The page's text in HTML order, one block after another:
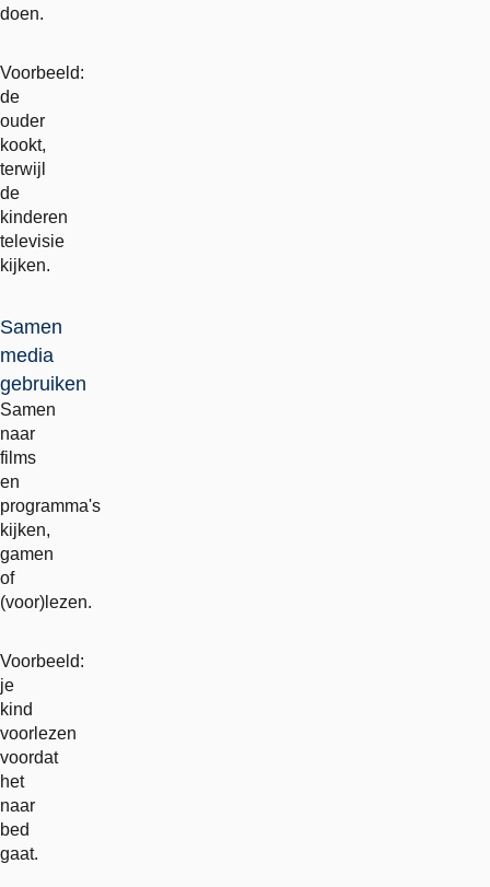
doen.
Voorbeeld:
de
ouder
kookt,
terwijl
de
kinderen
televisie
kijken.
Samen
media
gebruiken
Samen
naar
films
en
programma's
kijken,
gamen
of
(voor)lezen.
Voorbeeld:
je
kind
voorlezen
voordat
het
naar
bed
gaat.